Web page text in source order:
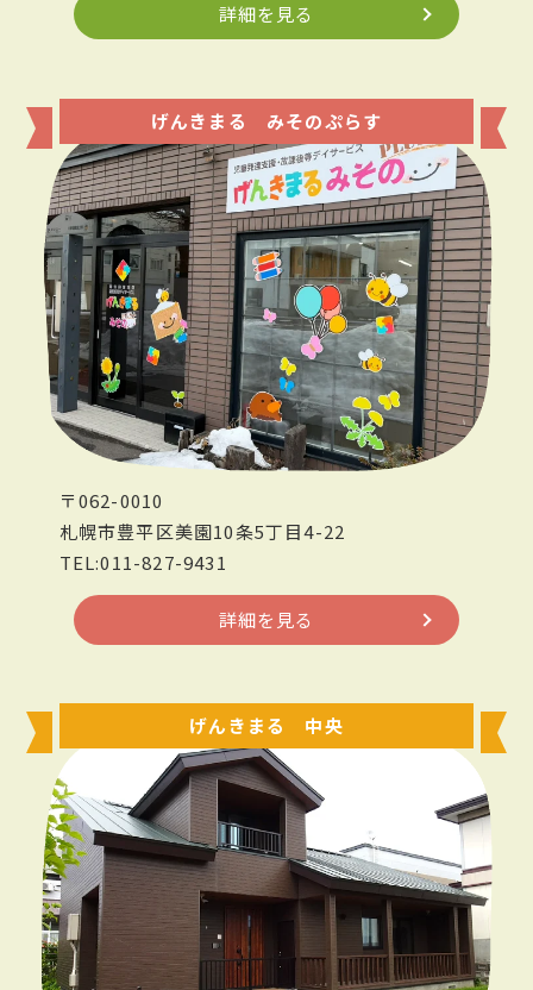
詳細を見る
げんきまる みそのぷらす
〒062-0010
札幌市豊平区美園10条5丁目4-22
TEL:011-827-9431
詳細を見る
げんきまる 中央